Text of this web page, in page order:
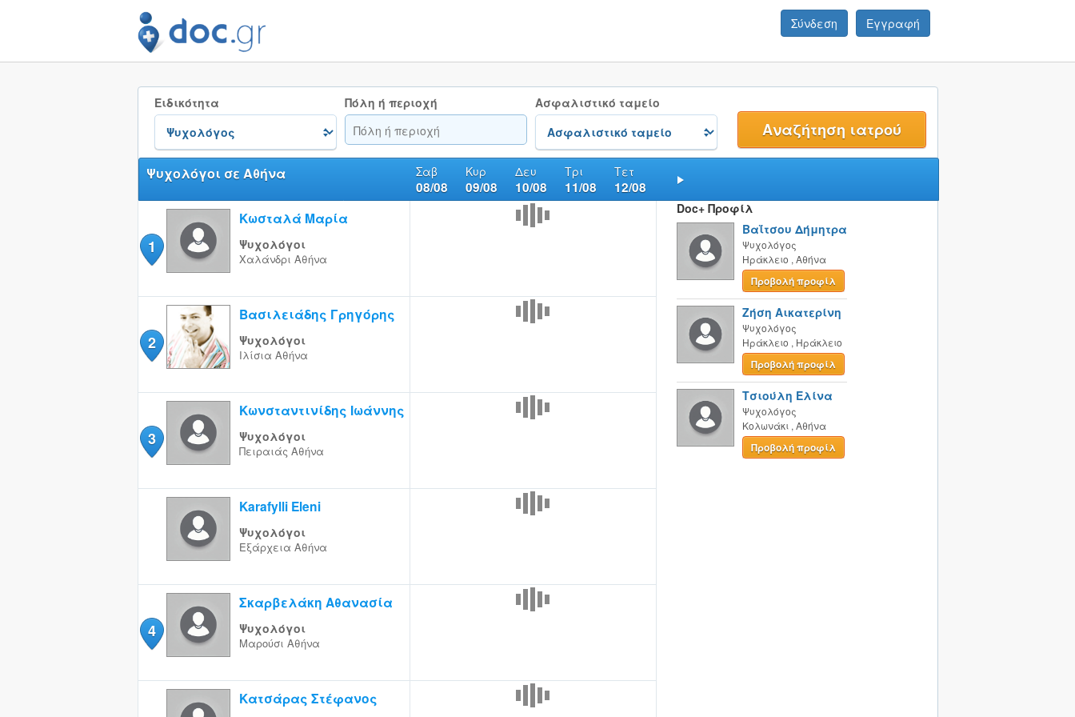
Σύνδεση Εγγραφή
Ειδικότητα Πόλη ή περιοχή Ασφαλιστικό ταμείο
Σαβ
08/08
Κυρ
09/08
Δευ
10/08
Τρι
11/08
Τετ
12/08
Ψυχολόγοι σε Αθήνα
1
Κωσταλά Μαρία
Ψυχολόγοι
Χαλάνδρι Αθήνα
2
Βασιλειάδης Γρηγόρης
Ψυχολόγοι
Ιλίσια Αθήνα
3
Κωνσταντινίδης Ιωάννης
Ψυχολόγοι
Πειραιάς Αθήνα
Karafylli Eleni
Ψυχολόγοι
Εξάρχεια Αθήνα
4
Σκαρβελάκη Αθανασία
Ψυχολόγοι
Μαρούσι Αθήνα
Κατσάρας Στέφανος
Doc+ Προφίλ
Βαΐτσου Δήμητρα
Ψυχολόγος
Ηράκλειο , Αθήνα
Προβολή προφίλ
Ζήση Αικατερίνη
Ψυχολόγος
Ηράκλειο , Ηράκλειο
Προβολή προφίλ
Τσιούλη Ελίνα
Ψυχολόγος
Κολωνάκι , Αθήνα
Προβολή προφίλ